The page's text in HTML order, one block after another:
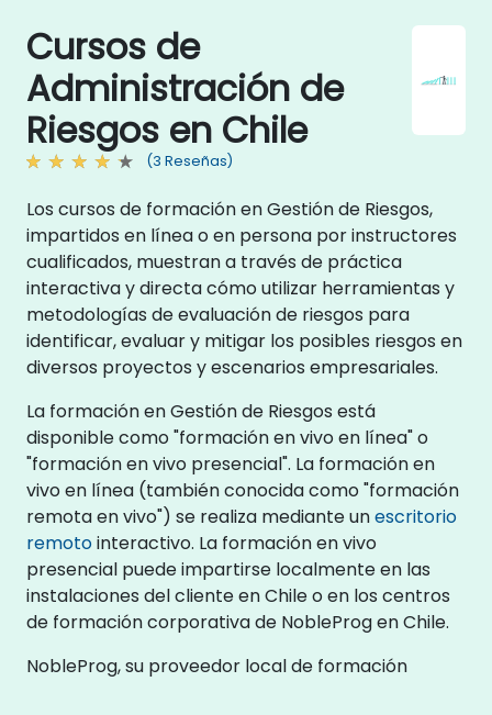
Cursos de
Administración de
Riesgos en Chile
(3 Reseñas)
Los cursos de formación en Gestión de Riesgos,
impartidos en línea o en persona por instructores
cualificados, muestran a través de práctica
interactiva y directa cómo utilizar herramientas y
metodologías de evaluación de riesgos para
identificar, evaluar y mitigar los posibles riesgos en
diversos proyectos y escenarios empresariales.
La formación en Gestión de Riesgos está
disponible como "formación en vivo en línea" o
"formación en vivo presencial". La formación en
vivo en línea (también conocida como "formación
remota en vivo") se realiza mediante unescritorio
remotointeractivo. La formación en vivo
presencial puede impartirse localmente en las
instalaciones del cliente en Chile o en los centros
de formación corporativa de NobleProg en Chile.
NobleProg, su proveedor local de formación